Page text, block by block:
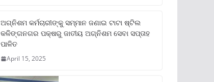
ଅଗ୍ନିଶମ କର୍ମଚାରୀଙ୍କୁ ସମ୍ମାନ ଜଣାଇ ଟାଟା ଷ୍ଟିଲ
କଳିଙ୍ଗନଗର ପକ୍ଷରୁ ଜାତୀୟ ଅଗ୍ନିଶମ ସେବା ସପ୍ତାହ
ପାଳିତ
April 15, 2025